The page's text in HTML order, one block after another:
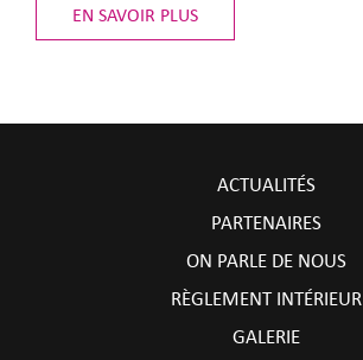
EN SAVOIR PLUS
ACTUALITÉS
PARTENAIRES
ON PARLE DE NOUS
RÈGLEMENT INTÉRIEUR
GALERIE